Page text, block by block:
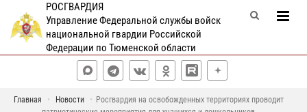
РОСГВАРДИЯ
Управление Федеральной службы войск
национальной гвардии Российской
Федерации по Тюменской области
Главная Новости
Росгвардия на освобожденных территориях проводит